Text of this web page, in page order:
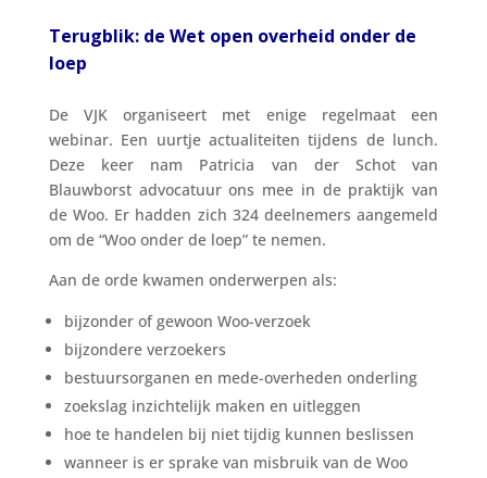
Terugblik: de Wet open overheid onder de
loep
De VJK organiseert met enige regelmaat een
webinar. Een uurtje actualiteiten tijdens de lunch.
Deze keer nam Patricia van der Schot van
Blauwborst advocatuur ons mee in de praktijk van
de Woo. Er hadden zich 324 deelnemers aangemeld
om de “Woo onder de loep” te nemen.
Aan de orde kwamen onderwerpen als:
bijzonder of gewoon Woo-verzoek
bijzondere verzoekers
bestuursorganen en mede-overheden onderling
zoekslag inzichtelijk maken en uitleggen
hoe te handelen bij niet tijdig kunnen beslissen
wanneer is er sprake van misbruik van de Woo